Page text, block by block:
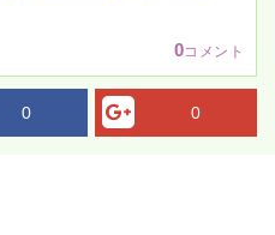
0コメント
0 0